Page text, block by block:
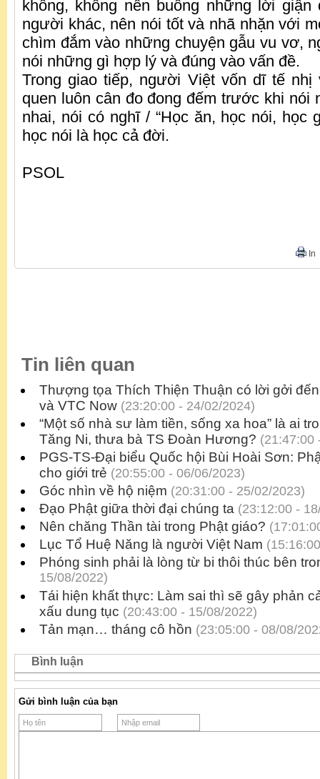
khống, không nên buông những lời
người khác, nên nói tốt và nhã nhặn với
chìm đắm vào những chuyện gẫu vu vơ,
nói những gì hợp lý và đúng vào vấn đề.
Trong giao tiếp, người Việt vốn dĩ tế
quen luôn cân đo đong đếm trước khi nói
nhai, nói có nghĩ / “Học ăn, học nói, học
học nói là học cả đời.
PSOL
In
Tin liên quan
Thượng tọa Thích Thiện Thuận có lời gởi
và VTC Now (23:20:00 - 24/02/2024)
“Một số nhà sư làm tiền, sống xa hoa” là ai
Tăng Ni, thưa bà TS Đoàn Hương? (21:47:00
PGS-TS-Đại biểu Quốc hội Bùi Hoài Sơn:
cho giới trẻ (20:55:00 - 06/06/2023)
Góc nhìn về hộ niệm (20:31:00 - 25/02/2023)
Đạo Phật giữa thời đại chúng ta (23:12:00 -
Nên chăng Thần tài trong Phật giáo?
Lục Tổ Huệ Năng là người Việt Nam
Phóng sinh phải là lòng từ bi thôi thúc bên
15/08/2022)
Tái hiện khất thực: Làm sai thì sẽ gây phản
xấu dung tục (20:43:00 - 15/08/2022)
Tản mạn… tháng cô hồn (23:05:00 - 08/08/
Bình luận
Gửi bình luận của bạn